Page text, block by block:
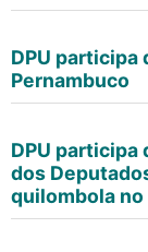
DPU participa
Pernambuco
DPU participa
dos
quilombola no